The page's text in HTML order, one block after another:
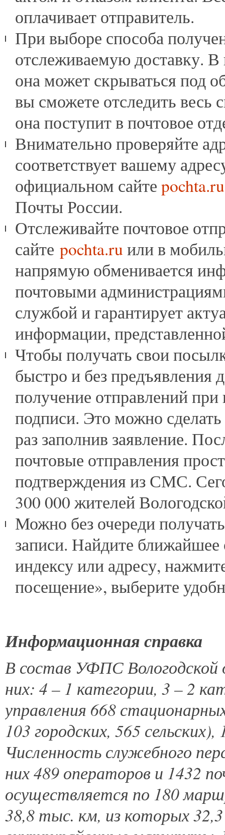
оплачивает отправитель.
При выборе способа
отслеживаемую доставку.
она может скрываться под
вы сможете отследить весь
она поступит в почтовое
Внимательно проверяйте
соответствует вашему
официальном сайте pochta.ru
Почты России.
Отслеживайте почтовое
сайте pochta.ru или в
напрямую обменивается
почтовыми
службой и гарантирует
информации,
Чтобы получать свои
быстро и без
получение отправлений
подписи. Это можно
раз заполнив заявление.
почтовые отправления
подтверждения из СМС.
300 000 жителей
Можно без очереди
записи. Найдите
индексу или адресу,
посещение», выберите
Информационная справка
В состав УФПС Вологодской
них: 4 – 1 категории, 3 – 2
управления 668
103 городских, 565
Численность служебного
них 489 операторов и 1432
осуществляется по 180
38,8 тыс. км, из которых